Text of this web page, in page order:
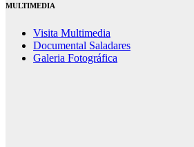
MULTIMEDIA
Visita Multimedia
Documental Saladares
Galeria Fotográfica